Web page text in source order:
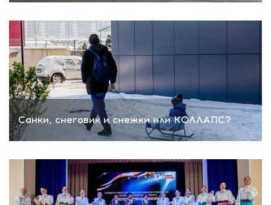
Санки, снеговик и снежки или КОЛЛАПС?